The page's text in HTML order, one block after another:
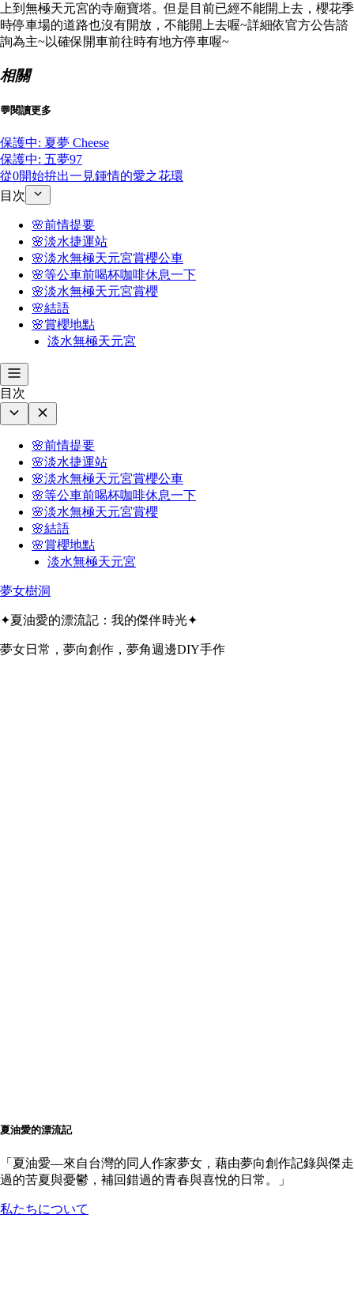
上到無極天元宮的寺廟寶塔。但是目前已經不能開上去，櫻花季
時停車場的道路也沒有開放，不能開上去喔~詳細依官方公告諮
詢為主~以確保開車前往時有地方停車喔~
相關
💬閱讀更多
保護中: 夏夢 Cheese
保護中: 五夢97
從0開始拚出一見鍾情的愛之花環
目次
🌸前情提要
🌸淡水捷運站
🌸淡水無極天元宮賞櫻公車
🌸等公車前喝杯咖啡休息一下
🌸淡水無極天元宮賞櫻
🌸結語
🌸賞櫻地點
淡水無極天元宮
目次
🌸前情提要
🌸淡水捷運站
🌸淡水無極天元宮賞櫻公車
🌸等公車前喝杯咖啡休息一下
🌸淡水無極天元宮賞櫻
🌸結語
🌸賞櫻地點
淡水無極天元宮
夢女樹洞
✦夏油愛的漂流記：我的傑伴時光✦
夢女日常，夢向創作，夢角週邊DIY手作
夏油愛的漂流記
「夏油愛––來自台灣的同人作家夢女，藉由夢向創作記錄與傑走
過的苦夏與憂鬱，補回錯過的青春與喜悅的日常。」
私たちについて